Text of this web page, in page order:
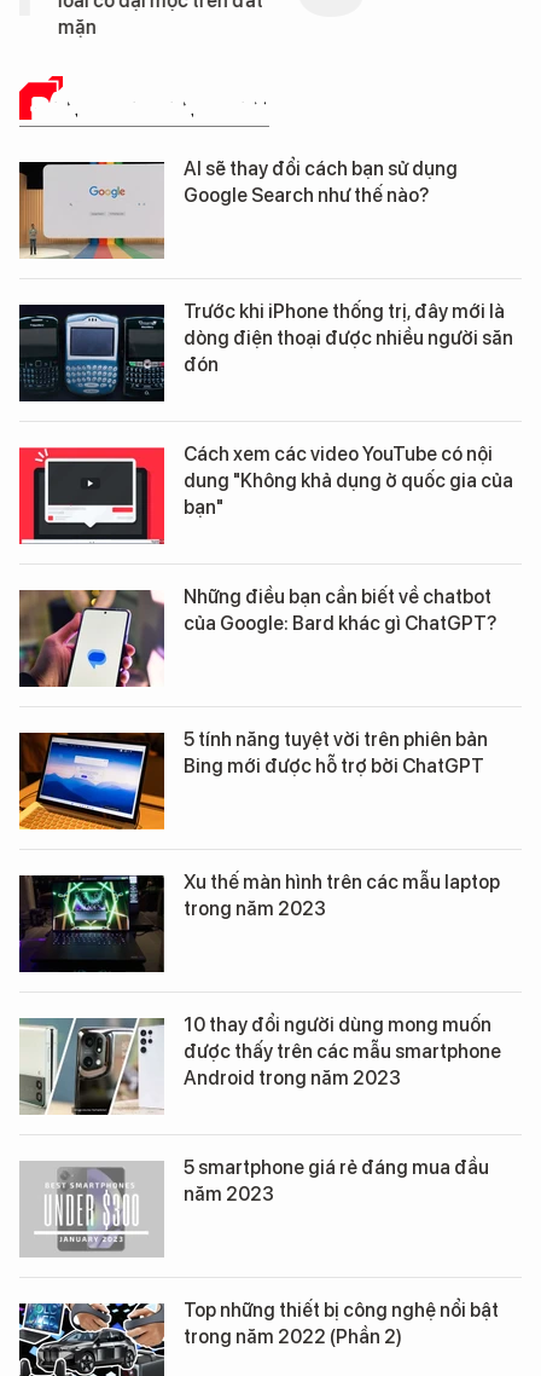
ĐÁNH GIÁ SẢN PHẨM
AI sẽ thay đổi cách bạn sử dụng
Google Search như thế nào?
Trước khi iPhone thống trị, đây mới là
dòng điện thoại được nhiều người săn
đón
Cách xem các video YouTube có nội
dung "Không khả dụng ở quốc gia của
bạn"
Những điều bạn cần biết về chatbot
của Google: Bard khác gì ChatGPT?
5 tính năng tuyệt vời trên phiên bản
Bing mới được hỗ trợ bởi ChatGPT
Xu thế màn hình trên các mẫu laptop
trong năm 2023
10 thay đổi người dùng mong muốn
được thấy trên các mẫu smartphone
Android trong năm 2023
5 smartphone giá rẻ đáng mua đầu
năm 2023
Top những thiết bị công nghệ nổi bật
trong năm 2022 (Phần 2)